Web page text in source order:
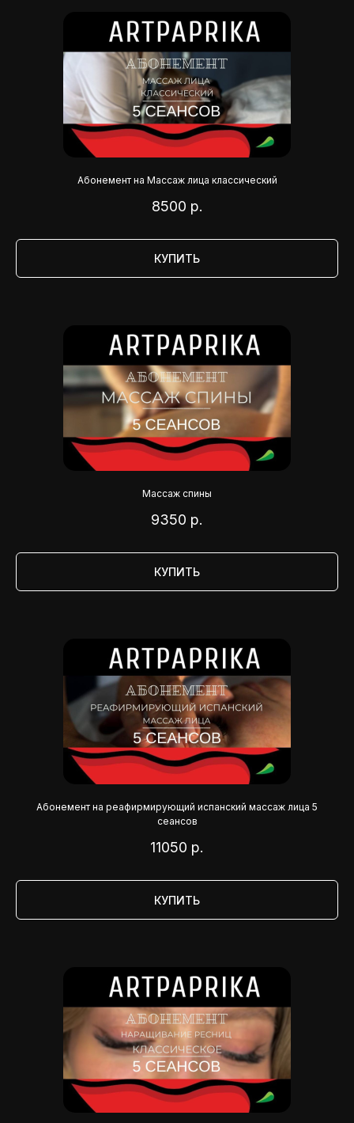
Абонемент на Массаж лица классический
8500 р.
КУПИТЬ
Массаж спины
9350 р.
КУПИТЬ
Абонемент на реафирмирующий испанский массаж лица 5
сеансов
11050 р.
КУПИТЬ